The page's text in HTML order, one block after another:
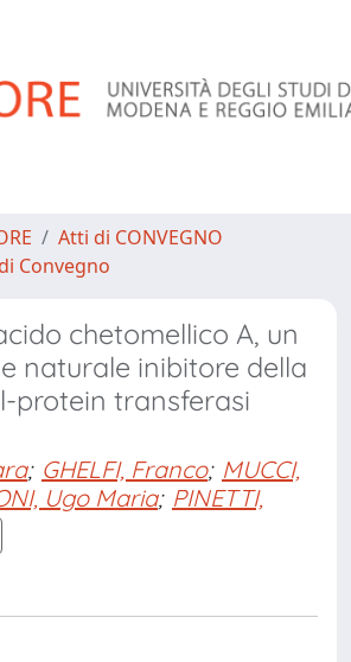
Atti di CONVEGNO
Convegno
chetomellico A, un
naturale inibitore della
protein transferasi
; GHELFI, Franco; MUCCI,
Ugo Maria; PINETTI,